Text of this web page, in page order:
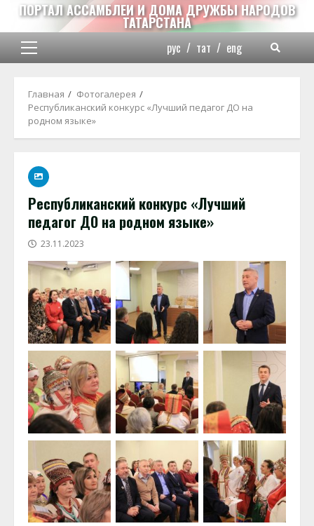
Перейти
содержимому
ПОРТАЛ АССАМБЛЕИ И ДОМА ДРУЖБЫ НАРОДОВ
ТАТАРСТАНА
Основное
рус / тат / eng
Главная
Фотогалерея
Республиканский конкурс «Лучший педагог ДО на
родном языке»
Республиканский конкурс «Лучший
педагог ДО на родном языке»
23.11.2023